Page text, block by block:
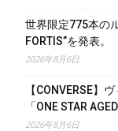
世界限定775本の
FORTIS”を発表。
2026年8月6日
【CONVERSE】
「ONE STAR
2026年8月6日